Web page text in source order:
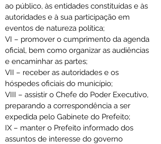
ao público, às entidades constituídas e às
autoridades e à sua participação em
eventos de natureza política;
VI – promover o cumprimento da agenda
oficial, bem como organizar as audiências
e encaminhar as partes;
VII – receber as autoridades e os
hóspedes oficiais do município;
VIII – assistir o Chefe do Poder Executivo,
preparando a correspondência a ser
expedida pelo Gabinete do Prefeito;
IX – manter o Prefeito informado dos
assuntos de interesse do governo